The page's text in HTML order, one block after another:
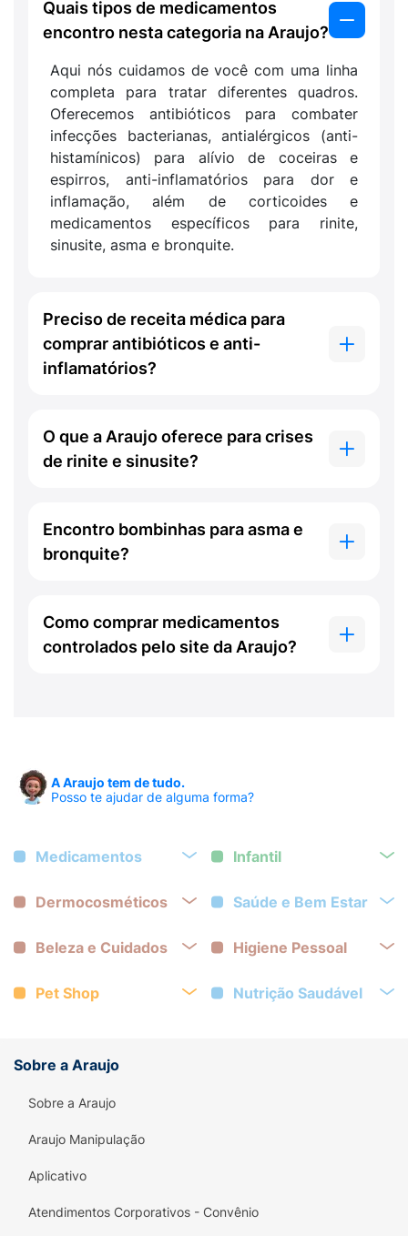
Quais tipos de medicamentos
encontro nesta categoria na Araujo?
Aqui nós cuidamos de você com uma linha
completa para tratar diferentes quadros.
Oferecemos antibióticos para combater
infecções bacterianas, antialérgicos (anti-
histamínicos) para alívio de coceiras e
espirros, anti-inflamatórios para dor e
inflamação, além de corticoides e
medicamentos específicos para rinite,
sinusite, asma e bronquite.
Preciso de receita médica para
comprar antibióticos e anti-
inflamatórios?
O que a Araujo oferece para crises
de rinite e sinusite?
Encontro bombinhas para asma e
bronquite?
Como comprar medicamentos
controlados pelo site da Araujo?
A Araujo tem de tudo.
Posso te ajudar de alguma forma?
Medicamentos Infantil
Dermocosméticos Saúde e Bem Estar
Beleza e Cuidados Higiene Pessoal
Pet Shop Nutrição Saudável
Sobre a Araujo
Sobre a Araujo
Araujo Manipulação
Aplicativo
Atendimentos Corporativos - Convênio